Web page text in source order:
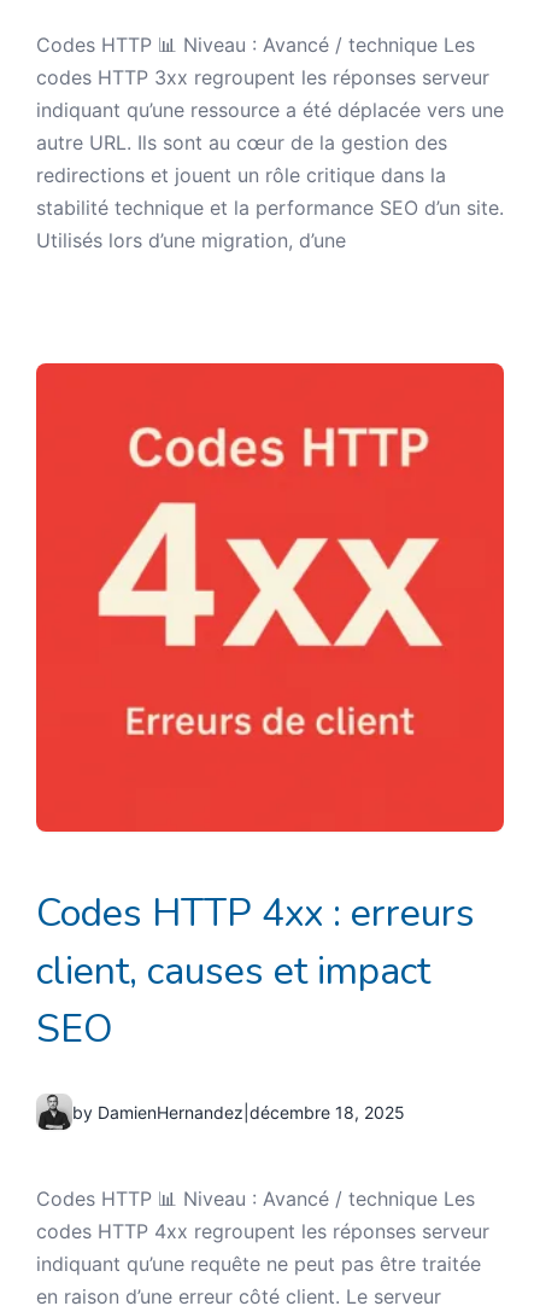
Codes HTTP 📊 Niveau : Avancé / technique Les
codes HTTP 3xx regroupent les réponses serveur
indiquant qu’une ressource a été déplacée vers une
autre URL. Ils sont au cœur de la gestion des
redirections et jouent un rôle critique dans la
stabilité technique et la performance SEO d’un site.
Utilisés lors d’une migration, d’une
Codes HTTP 4xx : erreurs
client, causes et impact
SEO
by DamienHernandez décembre 18, 2025
Codes HTTP 📊 Niveau : Avancé / technique Les
codes HTTP 4xx regroupent les réponses serveur
indiquant qu’une requête ne peut pas être traitée
en raison d’une erreur côté client. Le serveur